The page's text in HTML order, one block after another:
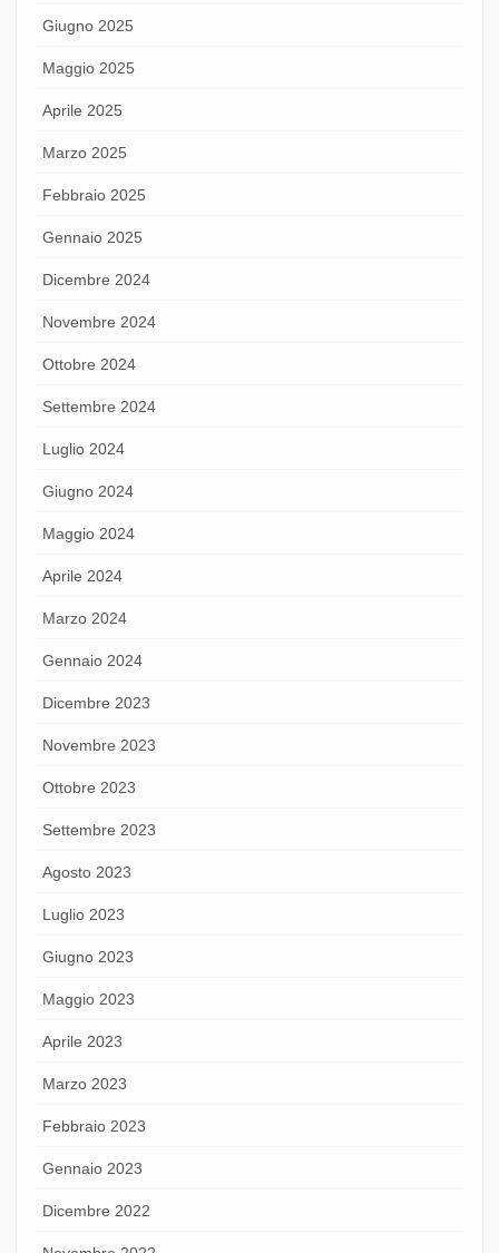
Giugno 2025
Maggio 2025
Aprile 2025
Marzo 2025
Febbraio 2025
Gennaio 2025
Dicembre 2024
Novembre 2024
Ottobre 2024
Settembre 2024
Luglio 2024
Giugno 2024
Maggio 2024
Aprile 2024
Marzo 2024
Gennaio 2024
Dicembre 2023
Novembre 2023
Ottobre 2023
Settembre 2023
Agosto 2023
Luglio 2023
Giugno 2023
Maggio 2023
Aprile 2023
Marzo 2023
Febbraio 2023
Gennaio 2023
Dicembre 2022